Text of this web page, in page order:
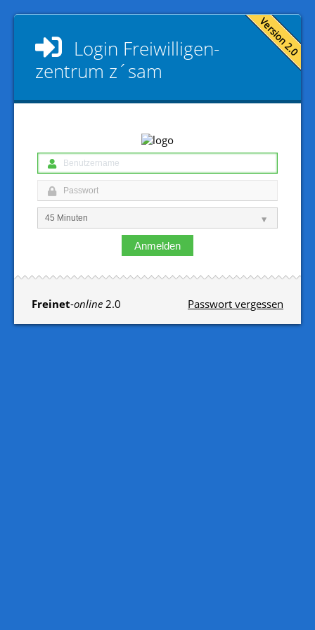
Login Freiwilligen­
zentrum z´sam
Anmelden
Passwort vergessen
Freinet-online 2.0